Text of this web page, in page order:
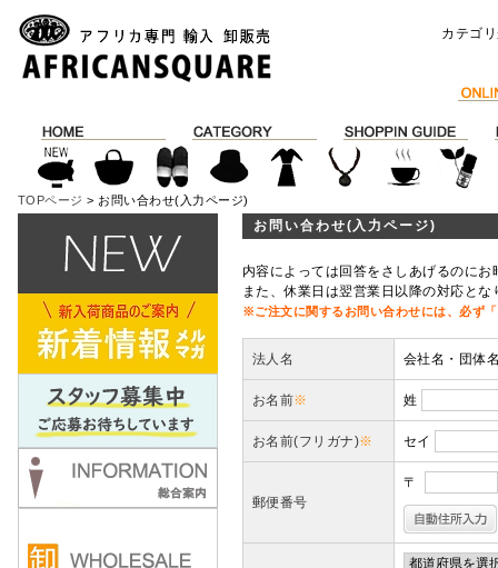
カテゴ
TOPページ > お問い合わせ(入力ページ)
お問い合わせ(入力ページ)
内容によっては回答をさしあげるのに
また、休業日は翌営業日以降の対応と
※ご注文に関するお問い合わせには、必ず
法人名 会社名・団体
お名前※ 姓
お名前(フリガナ)※ セイ
郵便番号
〒